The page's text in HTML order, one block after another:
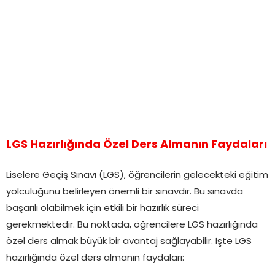
LGS Hazırlığında Özel Ders Almanın Faydaları
Liselere Geçiş Sınavı (LGS), öğrencilerin gelecekteki eğitim
yolculuğunu belirleyen önemli bir sınavdır. Bu sınavda
başarılı olabilmek için etkili bir hazırlık süreci
gerekmektedir. Bu noktada, öğrencilere LGS hazırlığında
özel ders almak büyük bir avantaj sağlayabilir. İşte LGS
hazırlığında özel ders almanın faydaları: